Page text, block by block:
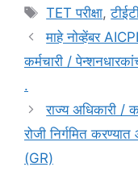
Tags
TET परीक्षा,
माहे नोव्हेंबर
कर्मचारी /
.
राज्य अधिकारी /
रोजी निर्गमित
(GR)